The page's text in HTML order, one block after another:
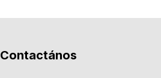
Contactános